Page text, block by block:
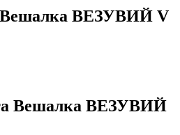
Вешалка ВЕЗУВИЙ V
Вешалка ВЕЗУВИЙ